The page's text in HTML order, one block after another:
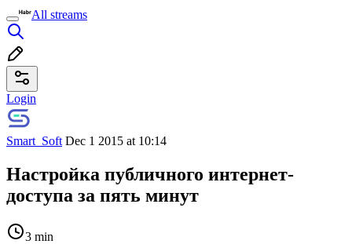
All streams
Login
Smart_Soft Dec 1 2015 at 10:14
Настройка публичного интернет-
доступа за пять минут
3 min